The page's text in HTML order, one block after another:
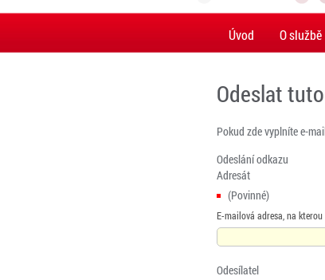
Úvod O službě
Odeslat
Pokud zde vyplníte e-
Odeslání odkazu
Adresát
(Povinné)
E-mailová adresa, na
Odesílatel